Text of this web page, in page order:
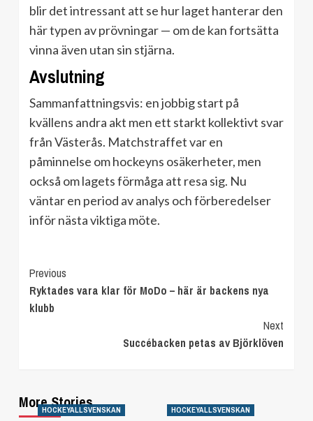
blir det intressant att se hur laget hanterar den
här typen av prövningar — om de kan fortsätta
vinna även utan sin stjärna.
Avslutning
Sammanfattningsvis: en jobbig start på
kvällens andra akt men ett starkt kollektivt svar
från Västerås. Matchstraffet var en
påminnelse om hockeyns osäkerheter, men
också om lagets förmåga att resa sig. Nu
väntar en period av analys och förberedelser
inför nästa viktiga möte.
Continue
Reading
Previous
Ryktades vara klar för MoDo – här är backens nya
klubb
Next
Succébacken petas av Björklöven
More Stories
HOCKEYALLSVENSKAN HOCKEYALLSVENSKAN